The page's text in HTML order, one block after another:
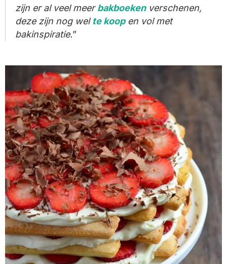
zijn er al veel meerbakboekenverschenen,
deze zijn nog wel te koopen vol met
bakinspiratie.